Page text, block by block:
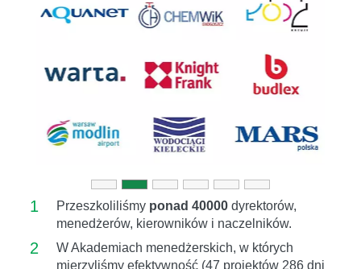
1 Przeszkoliliśmy ponad 40000 dyrektorów,
menedżerów, kierowników i naczelników.
2
W Akademiach menedżerskich, w których
mierzyliśmy efektywność (47 projektów 286 dni